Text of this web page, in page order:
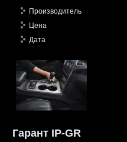
Производитель
Цена
Дата
Гарант IP-GR